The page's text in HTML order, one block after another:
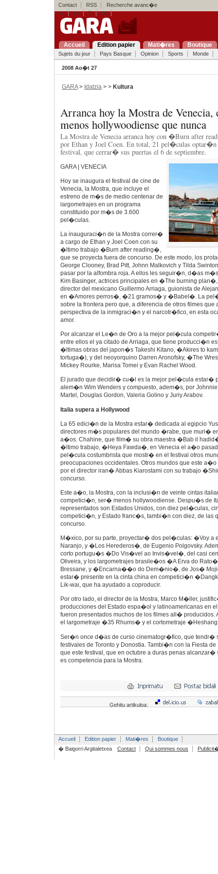
Contact RSS
Recherche avanc�e
eu
es fr en
Accueil Edition papier Mati�res Boutique
Sujets du jour Pays Basque Opinion Sports Monde
2008 Ao�t 27
GARA> Idatzia > > Kultura
Arranca hoy la Mostra de
menos hollywoodiense que nunca
La Mostra de Venecia arranca hoy con �Burn after
por Ethan y Joel Coen. En total, 21 pel�culas
festival, que cerrar� sus puertas el 6 de septiembre.
GARA | VENECIA
Hoy se inaugura el festival de cine de
Venecia, la Mostra, que incluye el
estreno de m�s de medio centenar de
largometrajes en un programa
constituido por m�s de 3.600
pel�culas.
La inauguraci�n de la Mostra correr�
a cargo de Ethan y Joel Coen con su
�ltimo trabajo �Burn after reading�,
que se proyecta fuera de concurso. De este modo, los
George Clooney, Brad Pitt, Johnn Malkovich y Tilda
pasar por la alfombra roja. A ellos les seguir�n, d�as
Kim Basinger, actrices principales en �The burning
director del mexicano Guillermo Arriaga, guionista de
en �Amores perros�, �21 gramos� y �Babel�. La
sobre la frontera pero que, a diferencia de otros filmes que
perspectiva de la inmigraci�n y el narcotr�fico, en esta
amor.
Por alcanzar el Le�n de Oro a la mejor pel�cula
entre ellos el ya citado de Arriaga, que tiene producci�n
�ltimas obras del japon�s Takeshi Kitano, �Akires to
tortuga�), y del neoyorquino Darren Aronofsky, �The
Mickey Rourke, Marisa Tomei y Evan Rachel Wood.
El jurado que decidir� cu�l es la mejor pel�cula estar�
alem�n Wim Wenders y compuesto, adem�s, por
Martel, Douglas Gordon, Valeria Golino y Juriy Arabov.
Italia supera a Hollywood
La 65 edici�n de la Mostra estar� dedicada al egipcio
directores m�s populares del mundo �rabe, que muri�
a�os. Chahine, que film� su obra maestra �Bab il
�ltimo trabajo, �Heya Fawda�, en Venecia el a�o
pel�cula costumbrista que mostr� en el festival otros
preocupaciones occidentales. Otros mundos que este
por el director iran� Abbas Kiarostami con su trabajo
concurso.
Este a�o, la Mostra, con la inclusi�n de veinte cintas
competici�n, ser� menos hollywoodiense. Despu�s de
representados son Estados Unidos, con diez pel�culas,
competici�n, y Estado franc�s, tambi�n con diez, de las
concurso.
M�xico, por su parte, proyectar� dos pel�culas: �Voy a
Naranjo, y �Los Herederos�, de Eugenio Polgovsky.
corto portugu�s �Do Vis�vel ao Invis�vel�, del casi
Oliveira, y los largometrajes brasile�os �A Erva do
Bressane, y �Encarna��o do Dem�nio�, de Jos�
estar� presente en la cinta china en competici�n
Lik-wai, que ha ayudado a coproducir.
Por otro lado, el director de la Mostra, Marco M�ller,
producciones del Estado espa�ol y latinoamericanas en
fueron presentados muchos de los filmes all�
el largometraje �35 Rhums� y el cortometraje
Ser�n once d�as de curso cinematogr�fico, que tendr�
festivales de Toronto y Donostia. Tambi�n con la Fiesta
que este festival, que en octubre a duras penas
es competencia para la Mostra.
Gehitu artikuloa:
Accueil Edition papier Mati�res
Boutique
� Baigorri Argitaletxea
Contact Qui sommes nous